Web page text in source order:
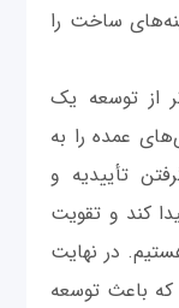
ساخت را
از توسعه یک
عمده را به
تأییدیه و
کند و تقویت
در نهایت
باعث توسعه